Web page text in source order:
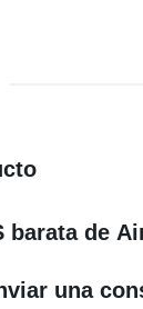
barata de
una